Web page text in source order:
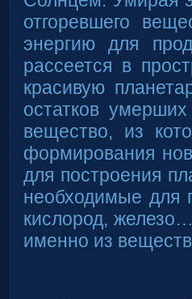
отгоревшего
энергию для
рассеется в
красивую
остатков
вещество, из
формирования
для построения
необходимые для
кислород,
именно из